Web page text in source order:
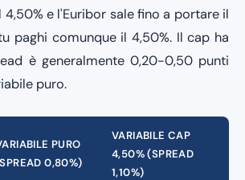
e l'Euribor sale fino a portare il
paghi comunque il 4,50%. Il cap ha
è generalmente 0,20-0,50 punti
puro.
PURO
0,80%)
VARIABILE CAP
4,50% (SPREAD
1,10%)